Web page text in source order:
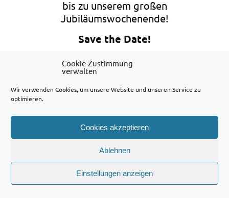
Cookie-Zustimmung
verwalten
Wir verwenden Cookies, um unsere Website und unseren Service zu
optimieren.
Cookies akzeptieren
Ablehnen
Einstellungen anzeigen
bis zu unserem großen
Jubiläumswochenende!
Save the Date!
11.06.–13.06.2027
Weitere Informationen werden wir zeitnah
teilen teilen
WordPress-Theme: Dynamic News von ThemeZee.